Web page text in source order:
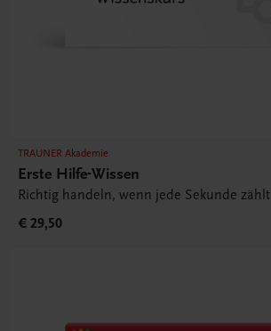
TRAUNER Akademie
Erste Hilfe-Wissen
Richtig handeln, wenn jede Sekunde zählt
€ 29,50